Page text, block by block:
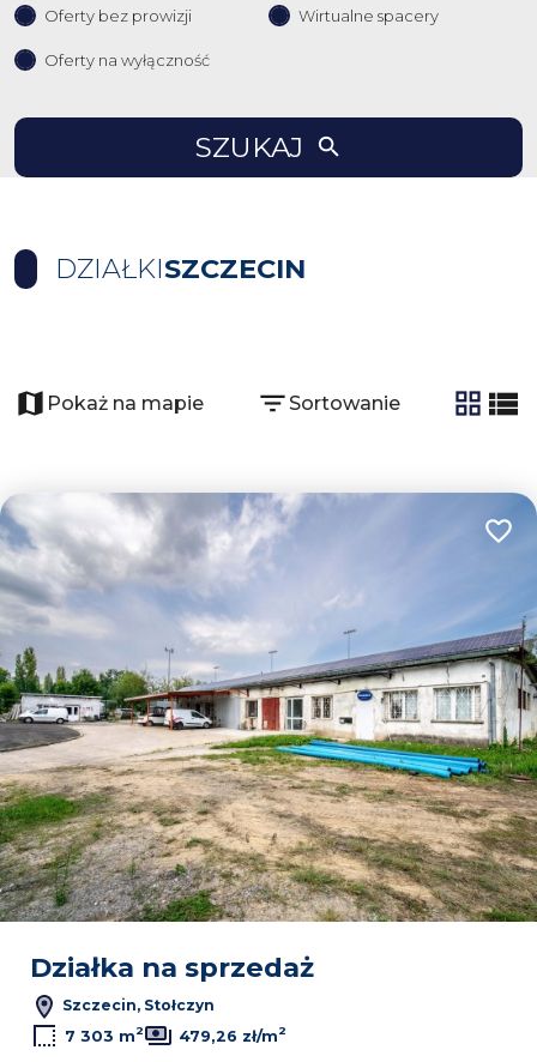
Oferty bez prowizji Wirtualne spacery
Oferty na wyłączność
SZUKAJ
DZIAŁKISZCZECIN
−
Leaflet|© OpenMapTiles© OpenStreetMap contributors
Pokaż na mapie Sortowanie
tabela
Działka na sprzedaż
Szczecin, Stołczyn
7 303 m2 479,26 zł/m2